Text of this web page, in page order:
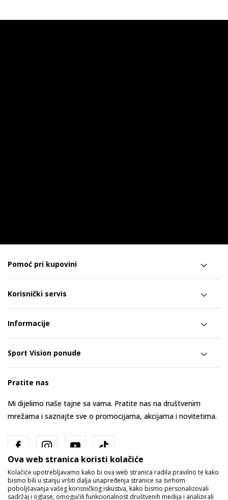
Pomoć pri kupovini
Korisnički servis
Informacije
Sport Vision ponude
Pratite nas
Mi dijelimo naše tajne sa vama. Pratite nas na društvenim
mrežama i saznajte sve o promocijama, akcijama i novitetima.
Ova web stranica koristi kolačiće
Kolačiće upotrebljavamo kako bi ova web stranica radila pravilno te kako
bismo bili u stanju vršiti dalja unapređenja stranice sa svrhom
poboljšavanja vašeg korisničkog iskustva, kako bismo personalizovali
sadržaj i oglase, omogućili funkcionalnost društvenih medija i analizirali